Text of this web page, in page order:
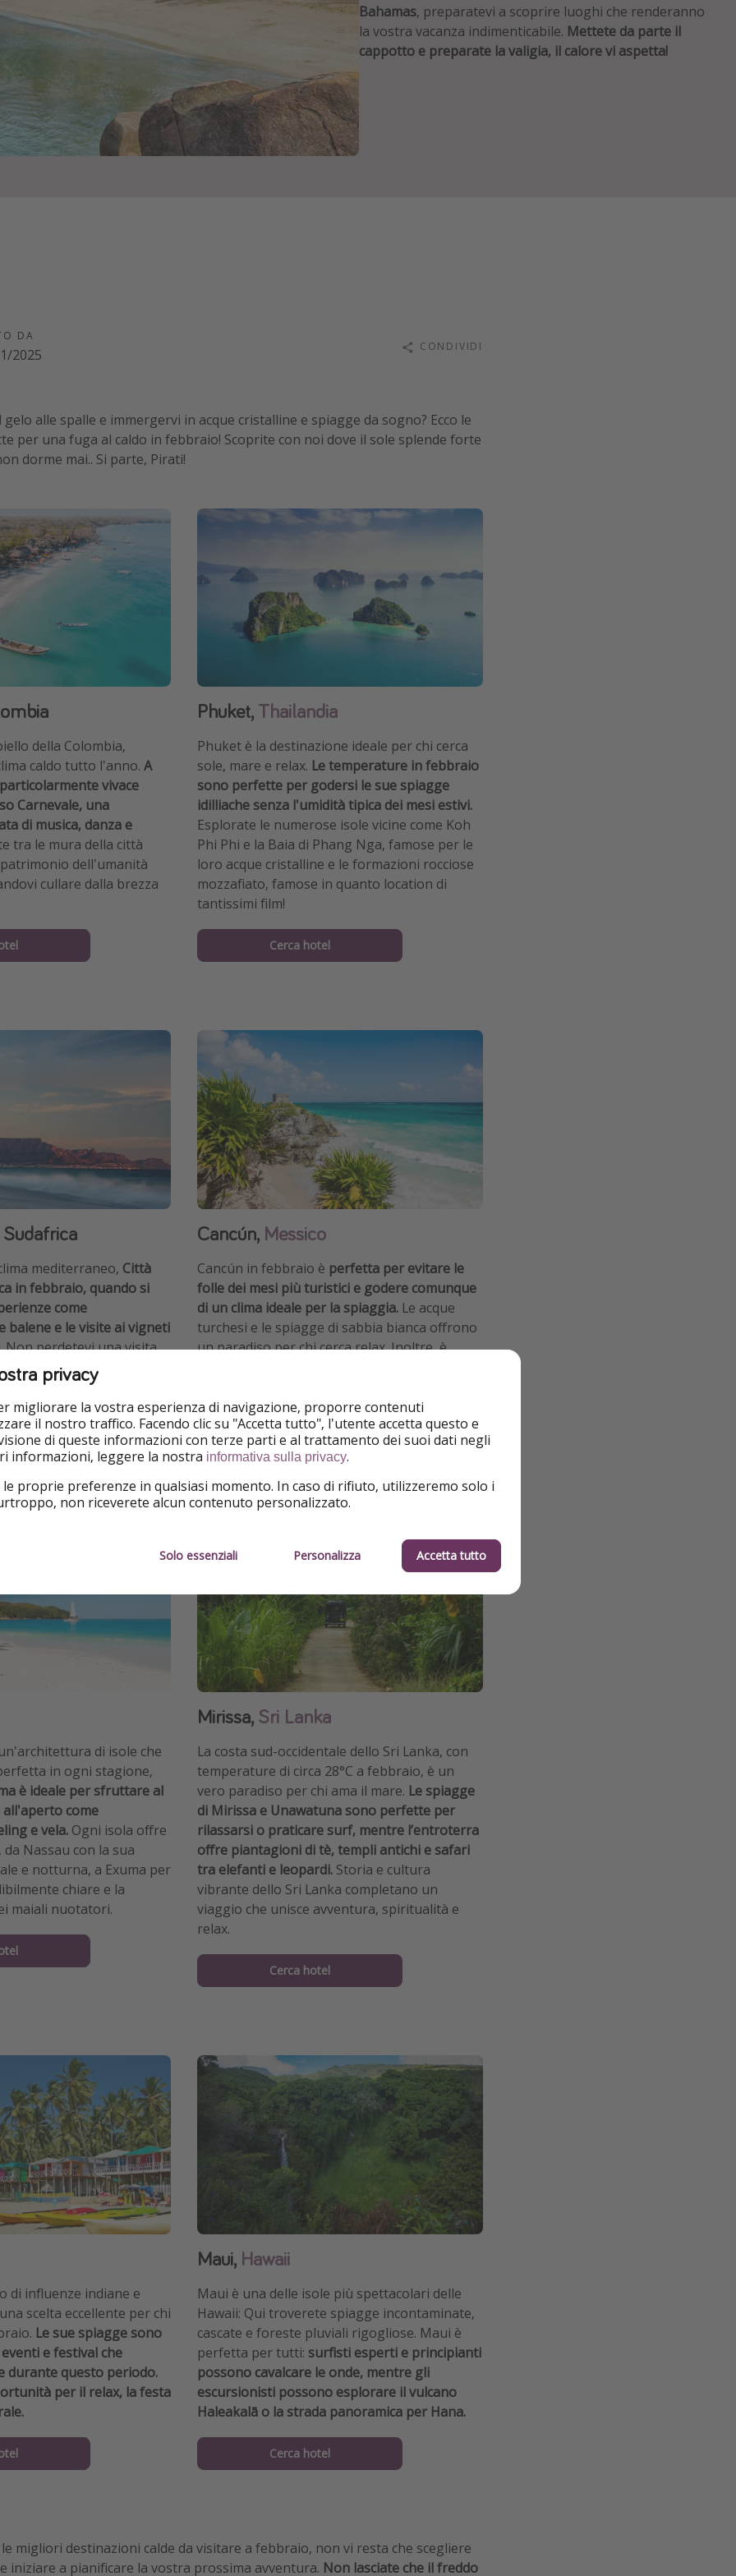
Bahamas, preparatevi a scoprire luoghi che renderanno
la vostra vacanza indimenticabile. Mettete da parte il
cappotto e preparate la valigia, il calore vi aspetta!
DA
2025 CONDIVIDI
alle spalle e immergervi in acque cristalline e spiagge da sogno? Ecco le
per una fuga al caldo in febbraio! Scoprite con noi dove il sole splende forte
dorme mai.. Si parte, Pirati!
della Colombia,
caldo tutto l'anno. A
vivace
Carnevale, una
di musica, danza e
tra le mura della città
dell'umanità
cullare dalla brezza
Phuket,Thailandia
Phuket è la destinazione ideale per chi cerca
sole, mare e relax. Le temperature in febbraio
sono perfette per godersi le sue spiagge
idilliache senza l'umidità tipica dei mesi estivi.
Esplorate le numerose isole vicine come Koh
Phi Phi e la Baia di Phang Nga, famose per le
loro acque cristalline e le formazioni rocciose
mozzafiato, famose in quanto location di
tantissimi film!
Cerca hotel
mediterraneo, Città
in febbraio, quando si
come
balene e le visite ai vigneti
. Non perdetevi una visita
e una passeggiata lungo
Cancún, Messico
Cancún in febbraio è perfetta per evitare le
folle dei mesi più turistici e godere comunque
di un clima ideale per la spiaggia. Le acque
turchesi e le spiagge di sabbia bianca offrono
un paradiso per chi cerca relax. Inoltre, è
Cerca hotel
di isole che
in ogni stagione,
è ideale per sfruttare al
come
e vela. Ogni isola offre
Nassau con la sua
e notturna, a Exuma per
chiare e la
maiali nuotatori.
Mirissa,Sri Lanka
La costa sud-occidentale dello Sri Lanka, con
temperature di circa 28°C a febbraio, è un
vero paradiso per chi ama il mare. Le spiagge
di Mirissa e Unawatuna sono perfette per
rilassarsi o praticare surf, mentre l’entroterra
offre piantagioni di tè, templi antichi e safari
tra elefanti e leopardi. Storia e cultura
vibrante dello Sri Lanka completano un
viaggio che unisce avventura, spiritualità e
relax.
Cerca hotel
di influenze indiane e
scelta eccellente per chi
Le sue spiagge sono
e festival che
durante questo periodo.
per il relax, la festa
Maui, Hawaii
Maui è una delle isole più spettacolari delle
Hawaii: Qui troverete spiagge incontaminate,
cascate e foreste pluviali rigogliose. Maui è
perfetta per tutti: surfisti esperti e principianti
possono cavalcare le onde, mentre gli
escursionisti possono esplorare il vulcano
Haleakalā o la strada panoramica per Hana.
Cerca hotel
migliori destinazioni calde da visitare a febbraio, non vi resta che scegliere
iniziare a pianificare la vostra prossima avventura. Non lasciate che il freddo
privacy
migliorare la vostra esperienza di navigazione, proporre contenuti
il nostro traffico. Facendo clic su "Accetta tutto", l'utente accetta questo e
di queste informazioni con terze parti e al trattamento dei suoi dati negli
informazioni, leggere la nostra informativa sulla privacy.
le proprie preferenze in qualsiasi momento. In caso di rifiuto, utilizzeremo solo i
non riceverete alcun contenuto personalizzato.
Solo essenziali Personalizza Accetta tutto